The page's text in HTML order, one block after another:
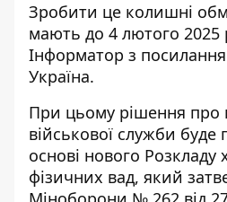
Зробити це колишні
мають до 4 лютого
Інформатор з
Україна.
При цьому рішення про
військової служби
основі нового Розкладу
фізичних вад, який